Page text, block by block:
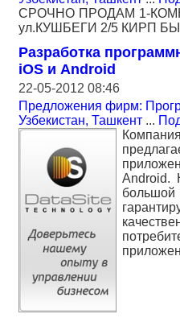
СРОЧНО ПРОДАМ 1-
ул.КУШБЕГИ 2/5 КИРП
Разработка
iOS и Android
22-05-2012 08:46
Предложения фирм:
Узбекистан, Ташкент ...
Android.